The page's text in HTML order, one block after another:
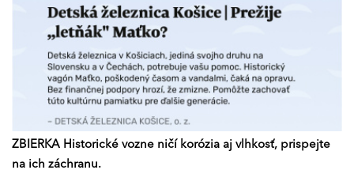
ZBIERKA Historické vozne ničí korózia aj vlhkosť, prispejte
na ich záchranu.